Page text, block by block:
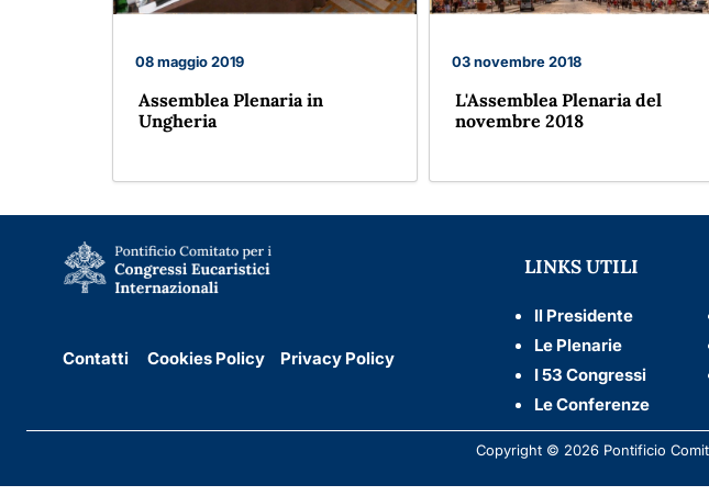
08 maggio 2019
Assemblea Plenaria in
Ungheria
03 novembre 2018
L'Assemblea Plenaria del
novembre 2018
Contatti Cookies Policy Privacy Policy
LINKS UTILI
Il Presidente
Le Plenarie
I 53 Congressi
Le Conferenze
Copyright © 2026 Pontificio